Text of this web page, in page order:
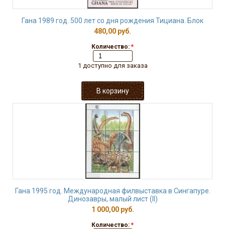
Гана 1989 год. 500 лет со дня рождения Тициана. Блок
480,00 руб.
Количество: *
1 доступно для заказа
Гана 1995 год. Международная филвыставка в Сингапуре.
Динозавры, малый лист (II)
1 000,00 руб.
Количество: *